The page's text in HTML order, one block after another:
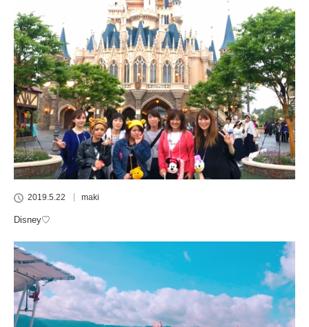
2019.5.22 maki
Disney♡